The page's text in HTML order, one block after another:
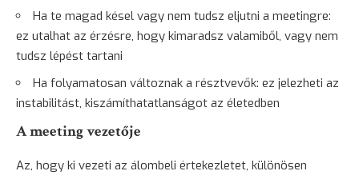
Ha te magad késel vagy nem tudsz eljutni a meetingre:
ez utalhat az érzésre, hogy kimaradsz valamiből, vagy nem
tudsz lépést tartani
Ha folyamatosan változnak a résztvevők: ez jelezheti az
instabilitást, kiszámíthatatlanságot az életedben
A meeting vezetője
Az, hogy ki vezeti az álombeli értekezletet, különösen